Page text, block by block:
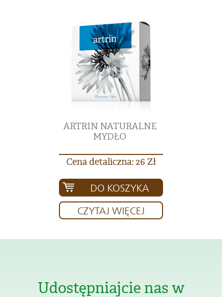
ARTRIN NATURALNE
MYDŁO
Cena detaliczna: 26 Zł
DO KOSZYKA
CZYTAJ WIĘCEJ
Udostępniajcie nas w